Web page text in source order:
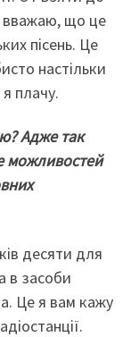
вважаю, що це
пісень. Це
настільки
плачу.
Адже так
можливостей
десяти для
в засоби
Це я вам кажу